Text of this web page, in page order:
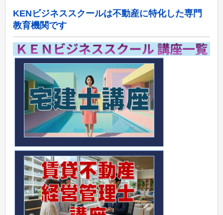
KENビジネススクールは不動産に特化した専門
教育機関です